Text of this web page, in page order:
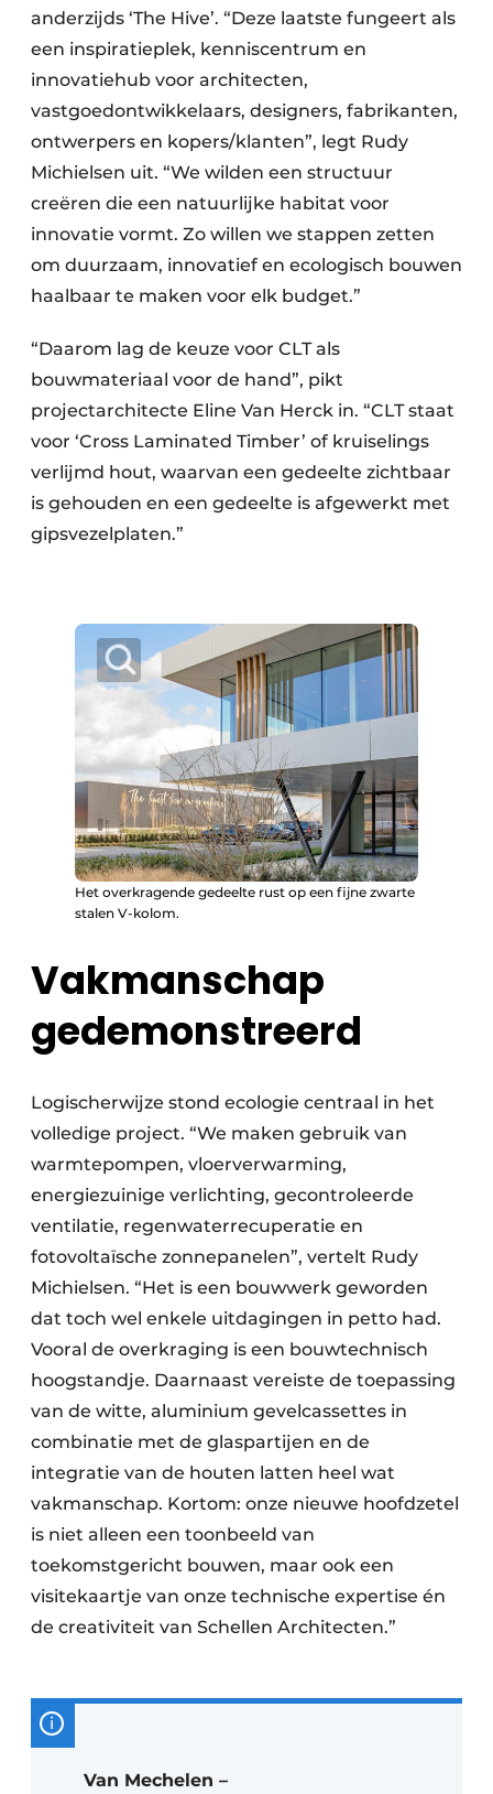
anderzijds ‘The Hive’. “Deze laatste fungeert als
een inspiratieplek, kenniscentrum en
innovatiehub voor architecten,
vastgoedontwikkelaars, designers, fabrikanten,
ontwerpers en kopers/klanten”, legt Rudy
Michielsen uit. “We wilden een structuur
creëren die een natuurlijke habitat voor
innovatie vormt. Zo willen we stappen zetten
om duurzaam, innovatief en ecologisch bouwen
haalbaar te maken voor elk budget.”
“Daarom lag de keuze voor CLT als
bouwmateriaal voor de hand”, pikt
projectarchitecte Eline Van Herck in. “CLT staat
voor ‘Cross Laminated Timber’ of kruiselings
verlijmd hout, waarvan een gedeelte zichtbaar
is gehouden en een gedeelte is afgewerkt met
gipsvezelplaten.”
Het overkragende gedeelte rust op een fijne zwarte
stalen V-kolom.
Vakmanschap
gedemonstreerd
Logischerwijze stond ecologie centraal in het
volledige project. “We maken gebruik van
warmtepompen, vloerverwarming,
energiezuinige verlichting, gecontroleerde
ventilatie, regenwaterrecuperatie en
fotovoltaïsche zonnepanelen”, vertelt Rudy
Michielsen. “Het is een bouwwerk geworden
dat toch wel enkele uitdagingen in petto had.
Vooral de overkraging is een bouwtechnisch
hoogstandje. Daarnaast vereiste de toepassing
van de witte, aluminium gevelcassettes in
combinatie met de glaspartijen en de
integratie van de houten latten heel wat
vakmanschap. Kortom: onze nieuwe hoofdzetel
is niet alleen een toonbeeld van
toekomstgericht bouwen, maar ook een
visitekaartje van onze technische expertise én
de creativiteit van Schellen Architecten.”
Van Mechelen –